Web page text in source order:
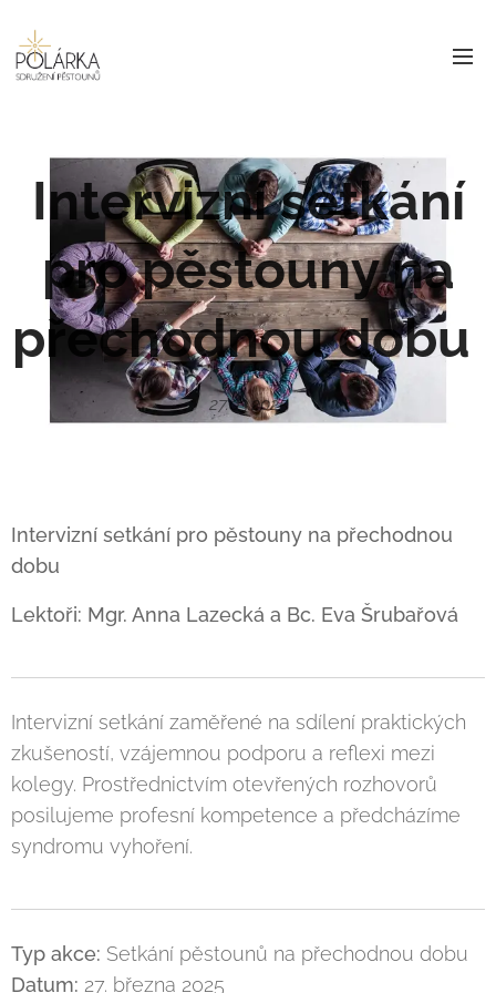
Intervizní setkání
pro pěstouny na
přechodnou dobu
27.03.2025
Intervizní setkání pro pěstouny na přechodnou
dobu
Lektoři: Mgr. Anna Lazecká a Bc. Eva Šrubařová
Intervizní setkání zaměřené na sdílení praktických
zkušeností, vzájemnou podporu a reflexi mezi
kolegy. Prostřednictvím otevřených rozhovorů
posilujeme profesní kompetence a předcházíme
syndromu vyhoření.
Typ akce: Setkání pěstounů na přechodnou dobu
Datum: 27. března 2025